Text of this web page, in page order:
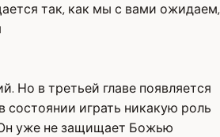
так, как мы с вами ожидаем,
Но в третьей главе появляется
состоянии играть никакую роль
уже не защищает Божью